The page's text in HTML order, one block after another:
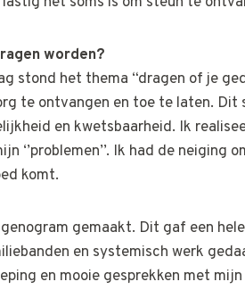
worden?
stond het thema “dragen of je
te ontvangen en toe te laten.
en kwetsbaarheid. Ik
‘’problemen’’. Ik had de
komt.
genogram gemaakt. Dit gaf een
en systemisch werk
en mooie gesprekken met